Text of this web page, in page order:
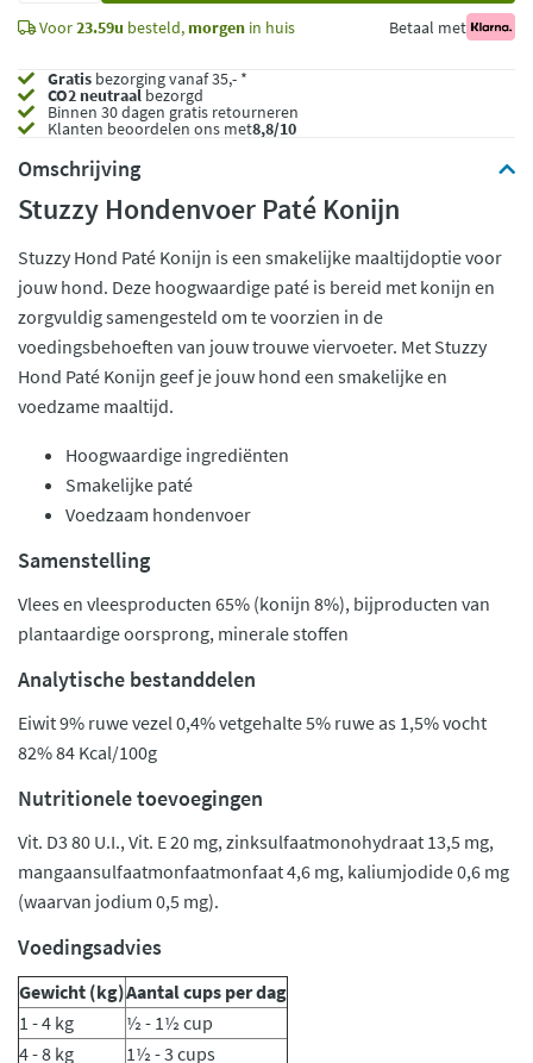
Voor23.59u besteld, morgen in huis Betaal met
Gratis bezorging vanaf 35,- *
CO2 neutraalbezorgd
Binnen 30 dagen gratis retourneren
Klanten beoordelen ons met8,8/10
Omschrijving
Stuzzy Hondenvoer Paté Konijn
Stuzzy Hond Paté Konijn is een smakelijke maaltijdoptie voor
jouw hond. Deze hoogwaardige paté is bereid met konijn en
zorgvuldig samengesteld om te voorzien in de
voedingsbehoeften van jouw trouwe viervoeter. Met Stuzzy
Hond Paté Konijn geef je jouw hond een smakelijke en
voedzame maaltijd.
Hoogwaardige ingrediënten
Smakelijke paté
Voedzaam hondenvoer
Samenstelling
Vlees en vleesproducten 65% (konijn 8%), bijproducten van
plantaardige oorsprong, minerale stoffen
Analytische bestanddelen
Eiwit 9% ruwe vezel 0,4% vetgehalte 5% ruwe as 1,5% vocht
82% 84 Kcal/100g
Nutritionele toevoegingen
Vit. D3 80 U.I., Vit. E 20 mg, zinksulfaatmonohydraat 13,5 mg,
mangaansulfaatmonfaatmonfaat 4,6 mg, kaliumjodide 0,6 mg
(waarvan jodium 0,5 mg).
Voedingsadvies
Gewicht (kg)Aantal cups per dag
1 - 4 kg
½ - 1½ cup
4 - 8 kg
1½ - 3 cups